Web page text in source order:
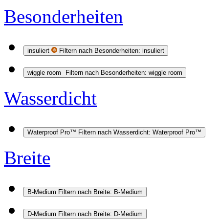
Besonderheiten
insuliert Filtern nach Besonderheiten: insuliert
wiggle room Filtern nach Besonderheiten: wiggle room
Wasserdicht
Waterproof Pro™ Filtern nach Wasserdicht: Waterproof Pro™
Breite
B-Medium Filtern nach Breite: B-Medium
D-Medium Filtern nach Breite: D-Medium